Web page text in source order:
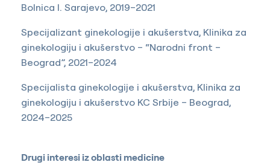
Bolnica I. Sarajevo, 2019–2021
Specijalizant ginekologije i akušerstva, Klinika za
ginekologiju i akušerstvo – “Narodni front –
Beograd”, 2021–2024
Specijalista ginekologije i akušerstva, Klinika za
ginekologiju i akušerstvo KC Srbije – Beograd,
2024–2025
Drugi interesi iz oblasti medicine